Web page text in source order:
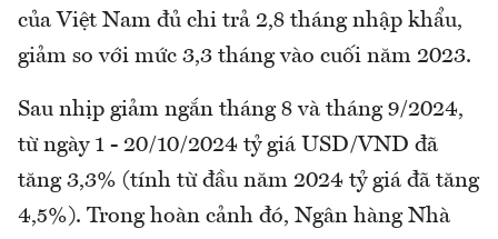
của Việt Nam đủ chi trả 2,8 tháng nhập khẩu,
giảm so với mức 3,3 tháng vào cuối năm 2023.
Sau nhịp giảm ngắn tháng 8 và tháng 9/2024,
từ ngày 1 - 20/10/2024 tỷ giá USD/VND đã
tăng 3,3% (tính từ đầu năm 2024 tỷ giá đã tăng
4,5%). Trong hoàn cảnh đó, Ngân hàng Nhà